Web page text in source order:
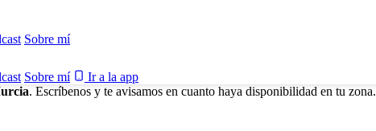
Sobre mí
Sobre mí
Ir a la app
. Escríbenos y te avisamos en cuanto haya disponibilidad en tu zona.